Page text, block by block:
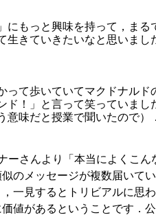
にもっと興味を持って，まる
きていきたいなと思いまし
て歩いていてマクドナルド
ド！」と言って笑っていまし
意味だと授業で聞いたので）．
さんより「本当によくこん
のメッセージが複数届いてい
一見するとトリビアルに思
値があるということです．